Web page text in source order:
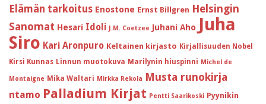
Elämän tarkoitus Enostone Ernst Billgren Helsingin
Sanomat Hesari Idoli J.M. Coetzee Juhani Aho Juha
Siro Kari Aronpuro Keltainen kirjasto Kirjallisuuden Nobel
Kirsi Kunnas Linnun muotokuva Marilynin hiuspinni Michel de
Montaigne Mika Waltari Mirkka Rekola Musta runokirja
ntamo Palladium Kirjat Pentti Saarikoski Pyynikin